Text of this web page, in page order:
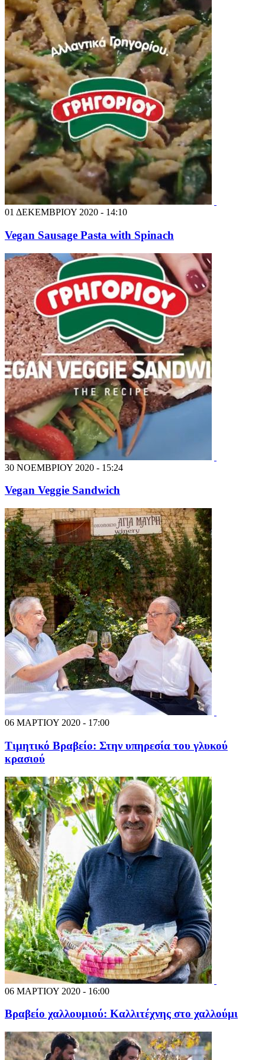
01 ΔΕΚΕΜΒΡΙΟΥ 2020 - 14:10
Vegan Sausage Pasta with Spinach
30 ΝΟΕΜΒΡΙΟΥ 2020 - 15:24
Vegan Veggie Sandwich
06 ΜΑΡΤΙΟΥ 2020 - 17:00
Τιμητικό Βραβείο: Στην υπηρεσία του γλυκού
κρασιού
06 ΜΑΡΤΙΟΥ 2020 - 16:00
Βραβείο χαλλουμιού: Καλλιτέχνης στο χαλλούμι